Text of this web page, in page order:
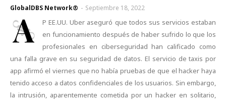
GlobalDBS Network® - Septiembre 18, 2022
A
P EE.UU. Uber aseguró que todos sus servicios estaban
en funcionamiento después de haber sufrido lo que los
profesionales en ciberseguridad han calificado como
una falla grave en su seguridad de datos. El servicio de taxis por
app afirmó el viernes que no había pruebas de que el hacker haya
tenido acceso a datos confidenciales de los usuarios. Sin embargo,
la intrusión, aparentemente cometida por un hacker en solitario,